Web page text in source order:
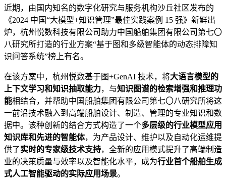
近期，由国内知名的数字化研究与服务机构沙丘社区发布的
《2024 中国“大模型+知识管理”最佳实践案例 15 强》新鲜出
炉，杭州悦数科技有限公司助力中国船舶集团有限公司第七〇
八研究所打造的行业方案“基于图和多级智能体的动态排障知
识问答系统”榜上有名。
在该方案中，杭州悦数基于图+GenAI 技术，将大语言模型的
上下文学习和知识抽取能力，与知识图谱的检索增强和推理功
能相结合，并帮助中国船舶集团有限公司第七〇八研究所将这
一前沿技术融入到高端船舶设计、制造、管理的专业知识和数
据中。该种创新的结合方式构造了一个多层级的行业模型应用
知识库和先进的智能体，为产品设计、维护以及自动化运维提
供了实时的专家级技术支持，全新的应用模式提升了高端制造
业的决策质量与效率以及智能化水平，成为行业首个船舶生成
式人工智能驱动的实际应用场景。